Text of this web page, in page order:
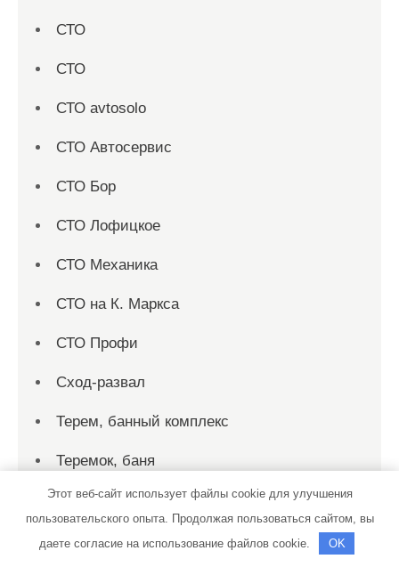
СТО
СТО
СТО avtosolo
СТО Автосервис
СТО Бор
СТО Лофицкое
СТО Механика
СТО на К. Маркса
СТО Профи
Сход-развал
Терем, банный комплекс
Теремок, баня
Теремок, баня
Территория первых, сауна
Этот веб-сайт использует файлы cookie для улучшения
пользовательского опыта. Продолжая пользоваться сайтом, вы
даете согласие на использование файлов cookie.
OK